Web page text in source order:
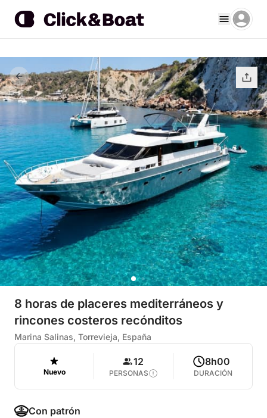
8 horas de placeres mediterráneos y
rincones costeros recónditos
Marina Salinas, Torrevieja, España
Nuevo
12
PERSONAS
8h00
DURACIÓN
Con patrón